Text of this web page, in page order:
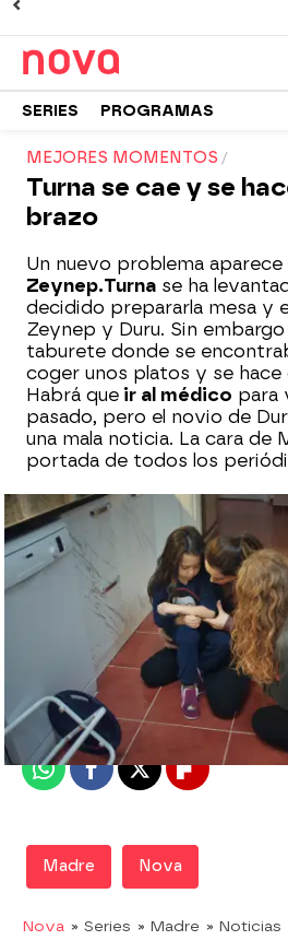
SERIES PROGRAMAS
MEJORES MOMENTOS
Turna se cae y se
brazo
Un nuevo problema aparece
Zeynep.Turna se ha
decidido prepararla mesa y
Zeynep y Duru. Sin embargo
taburete donde se
coger unos platos y se hace
Habrá que ir al médico para
pasado, pero el novio de
una mala noticia. La cara de
portada de todos los
Madrid
Publicado:09 de junio de 2019,
WhatsappFacebook
X Flipboard
Madre Nova
Nova » Series » Madre » Noticias